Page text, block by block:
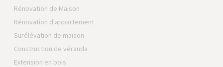
Rénovation de Maison
Rénovation d'appartement
Surélévation de maison
Construction de véranda
Extension en bois